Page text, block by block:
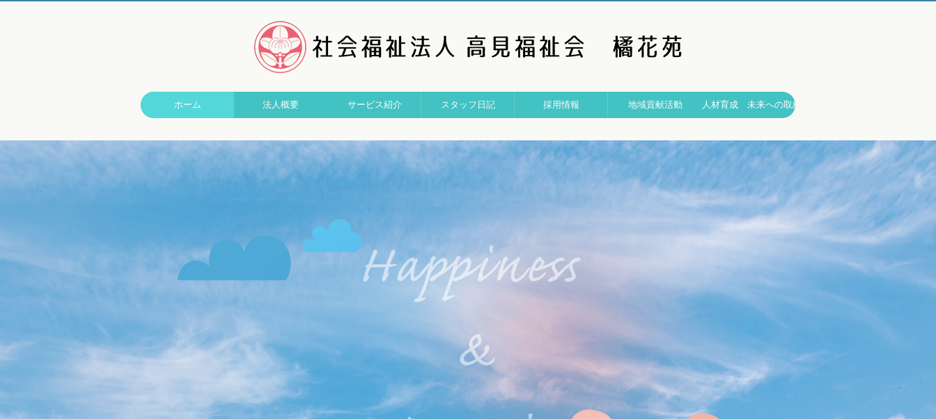
ホーム 法人概要 サービス紹介 スタッフ日記 採用情報 地域貢献活動 人材育成 未来への取組み